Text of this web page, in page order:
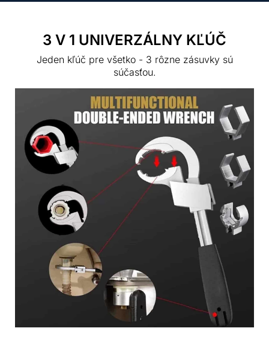
3 V 1 UNIVERZÁLNY KĽÚČ
Jeden kľúč pre všetko - 3 rôzne zásuvky sú
súčasťou.